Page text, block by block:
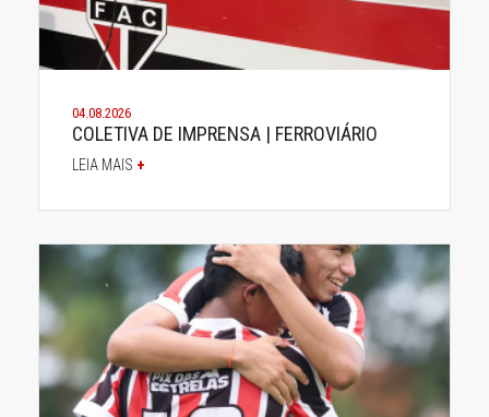
04.08.2026
COLETIVA DE IMPRENSA | FERROVIÁRIO
LEIA MAIS +